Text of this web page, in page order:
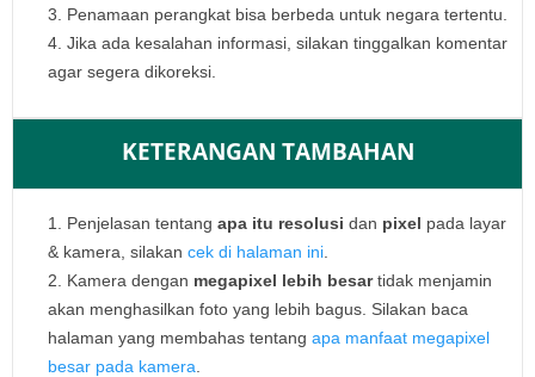
Penamaan perangkat bisa berbeda untuk negara tertentu.
Jika ada kesalahan informasi, silakan tinggalkan komentar
agar segera dikoreksi.
KETERANGAN TAMBAHAN
Penjelasan tentang apa itu resolusi dan pixel pada layar
& kamera, silakan cek di halaman ini
Kamera dengan megapixel lebih besartidak menjamin
akan menghasilkan foto yang lebih bagus. Silakan baca
halaman yang membahas tentang apa manfaat megapixel
besar pada kamera